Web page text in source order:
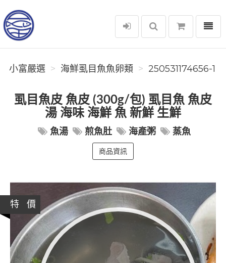
小富嚴選
選單
小富嚴選 海鮮虱目魚魚卵類 250531174656-1
虱目魚皮 魚皮 (300g/包) 虱目魚 魚皮
湯 海味 海鮮 魚 新鮮 生鮮
魚湯 煎魚肚 海產粥 蒸魚
商品資訊
特 價